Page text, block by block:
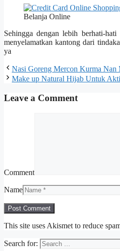
Belanja Online
Sehingga dengan lebih berhati-
menyelamatkan kantong dari
ya
Nasi Goreng Mercon Kurma Nan
Make up Natural Hijab Untuk
Leave a Comment
Comment
Name
This site uses Akismet to reduce
Search for: